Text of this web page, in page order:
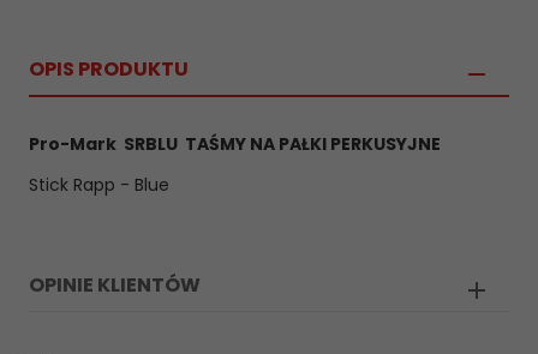
OPIS PRODUKTU
Pro-Mark SRBLU TAŚMY NA PAŁKI PERKUSYJNE
Stick Rapp - Blue
OPINIE KLIENTÓW